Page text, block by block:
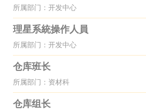
所属部门：开发中心
理星系統操作人員
所属部门：开发中心
仓库班长
所属部门：资材科
仓库组长